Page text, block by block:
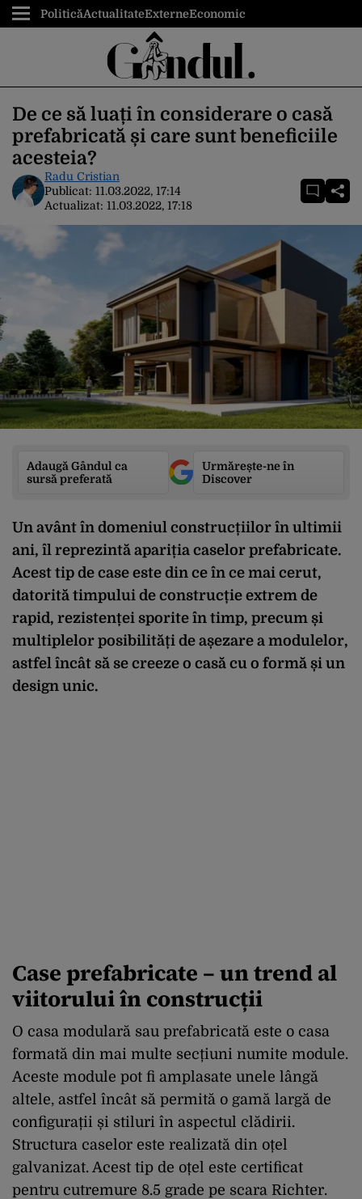
PoliticăActualitateExterneEconomic
De ce să luați în considerare o casă
prefabricată și care sunt beneficiile
acesteia?
Radu Cristian
Publicat: 11.03.2022, 17:14
Actualizat: 11.03.2022, 17:18
Adaugă Gândul ca
sursă preferată
Urmărește-ne în
Discover
Un avânt în domeniul construcțiilor în ultimii
ani, îl reprezintă apariția caselor prefabricate.
Acest tip de case este din ce în ce mai cerut,
datorită timpului de construcție extrem de
rapid, rezistenței sporite în timp, precum și
multiplelor posibilități de așezare a modulelor,
astfel încât să se creeze o casă cu o formă și un
design unic.
Case prefabricate – un trend al
viitorului în construcții
O casa modulară sau prefabricată este o casa
formată din mai multe secțiuni numite module.
Aceste module pot fi amplasate unele lângă
altele, astfel încât să permită o gamă largă de
configurații și stiluri în aspectul clădirii.
Structura caselor este realizată din oțel
galvanizat. Acest tip de oțel este certificat
pentru cutremure 8.5 grade pe scara Richter.